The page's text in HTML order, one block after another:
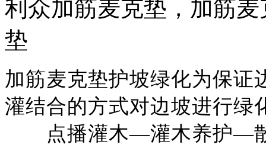
利众加筋麦克垫，加筋
垫
加筋麦克垫护坡绿化为保证
灌结合的方式对边坡进行绿
点播灌木—灌木养护—